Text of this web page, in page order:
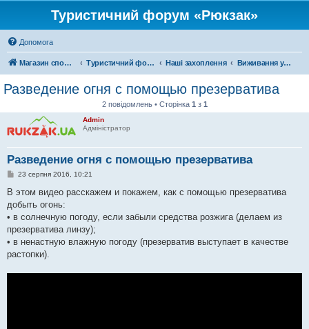
Туристичний форум «Рюкзак»
Допомога
Магазин спорядження Туристичний форум «Рюкзак» Наші захоплення Виживання у дикій природі
Разведение огня с помощью презерватива
2 повідомлень • Сторінка 1 з 1
Admin
Адміністратор
Разведение огня с помощью презерватива
П
в
д
о
л
е
н
23 серпня 2016, 10:21
В этом видео расскажем и покажем, как с помощью презерватива
добыть огонь:
• в солнечную погоду, если забыли средства розжига (делаем из
презерватива линзу);
• в ненастную влажную погоду (презерватив выступает в качестве
растопки).